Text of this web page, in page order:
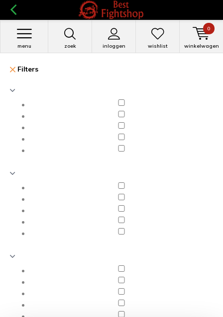
zoek inloggen
menu wishlist winkelwagen
0
Filters